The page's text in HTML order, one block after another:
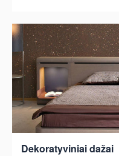
Dekoratyviniai dažai